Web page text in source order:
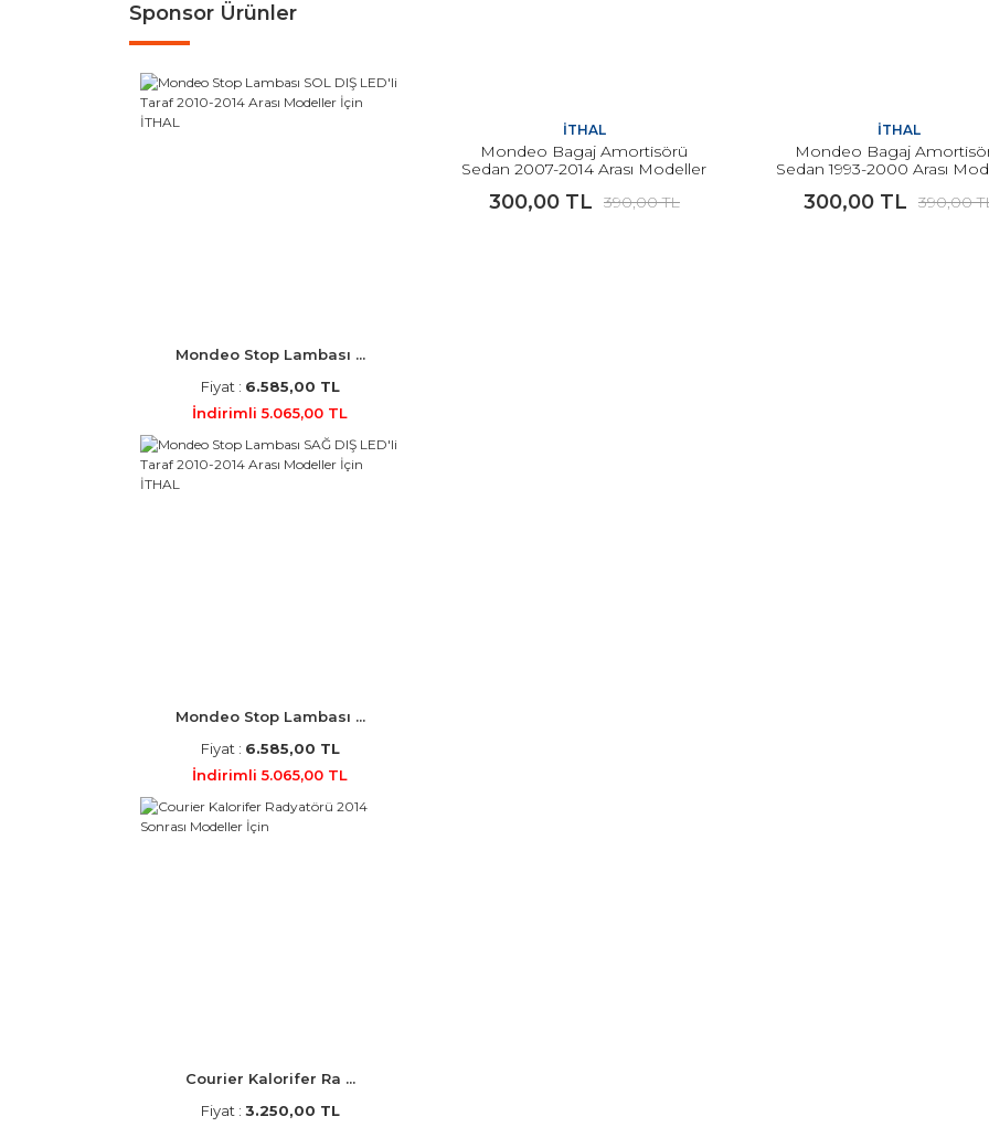
Sponsor Ürünler
Mondeo Stop Lambası ...
Fiyat : 6.585,00 TL
İndirimli 5.065,00 TL
Mondeo Stop Lambası ...
Fiyat : 6.585,00 TL
İndirimli 5.065,00 TL
Courier Kalorifer Ra ...
Fiyat : 3.250,00 TL
İTHAL
Mondeo Bagaj Amortisörü
Sedan 2007-2014 Arası Modeller
300,00 TL 390,00 TL
İTHAL
Mondeo Bagaj
Sedan 1993-2000 Arası
300,00 TL 390,00